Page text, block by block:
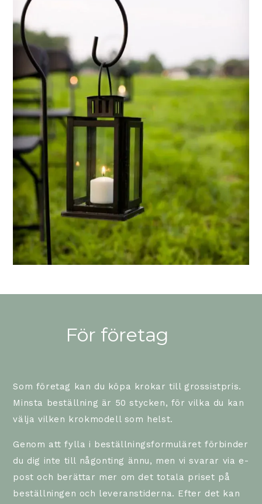
För företag
Som företag kan du köpa krokar till grossistpris.
Minsta beställning är 50 stycken, för vilka du kan
välja vilken krokmodell som helst.
Genom att fylla i beställningsformuläret förbinder
du dig inte till någonting ännu, men vi svarar via e-
post och berättar mer om det totala priset på
beställningen och leveranstiderna. Efter det kan